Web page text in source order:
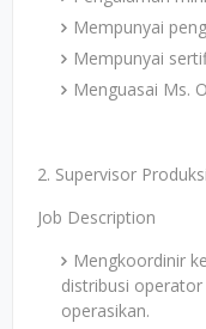
Mempunyai
Mempunyai
Menguasai Ms.
2. Supervisor Produksi
Job Description
Mengkoordinir
distribusi
operasikan.